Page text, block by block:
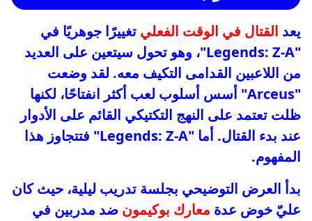
يعد القتال في الوقت الفعلي تغييرًا جوهريًا في
"Legends: Z-A"، وهو تحول سيتعين على العديد
من اللاعبين القدامى التكيف معه. لقد وضعت
"Arceus" أسس أسلوب لعب أكثر انفتاحًا، لكنها
ظلت تعتمد على النهج التكتيكي القائم على الأدوار
عند بدء القتال. أما "Legends: Z-A" فتتجاوز هذا
المفهوم.
بدأ العرض التوضيحي بجلسة تدريب ليلية، حيث كان
عليّ خوض عدة معارك بوكيمون ضد مدربين في